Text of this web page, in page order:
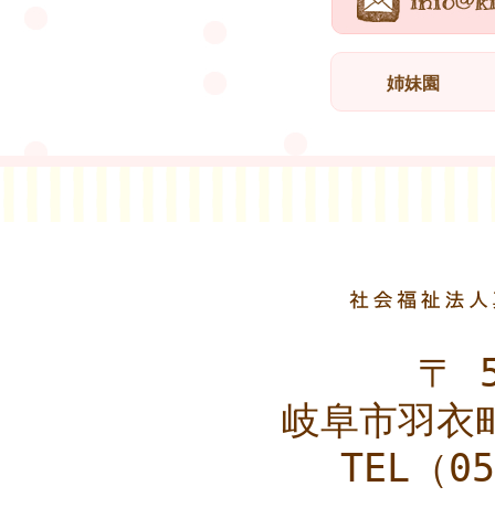
姉妹園
〒
岐阜市羽衣
TEL（